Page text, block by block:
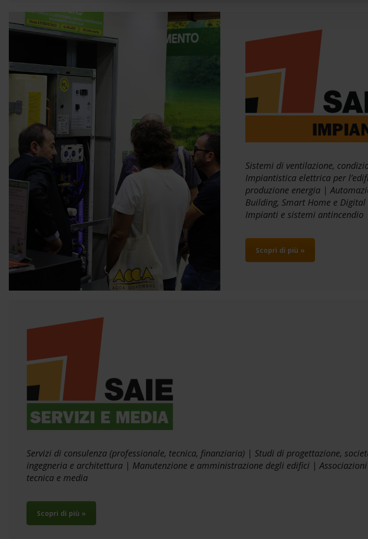
Sistemi di ventilazione,
Impiantistica elettrica per
produzione energia |
Building, Smart Home e
Impianti e sistemi antincendio
Scopri di più »
Servizi di consulenza (professionale, tecnica, finanziaria) | Studi di progettazione,
ingegneria e architettura | Manutenzione e amministrazione degli edifici |
tecnica e media
Scopri di più »